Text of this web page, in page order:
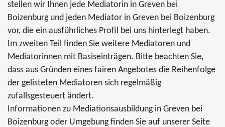
stellen wir Ihnen jede Mediatorin in Greven bei
Boizenburg und jeden Mediator in Greven bei Boizenburg
vor, die ein ausführliches Profil bei uns hinterlegt haben.
Im zweiten Teil finden Sie weitere Mediatoren und
Mediatorinnen mit Basiseinträgen. Bitte beachten Sie,
dass aus Gründen eines fairen Angebotes die Reihenfolge
der gelisteten Mediatoren sich regelmäßig
zufallsgesteuert ändert.
Informationen zu Mediationsausbildung in Greven bei
Boizenburg oder Umgebung finden Sie auf unserer Seite